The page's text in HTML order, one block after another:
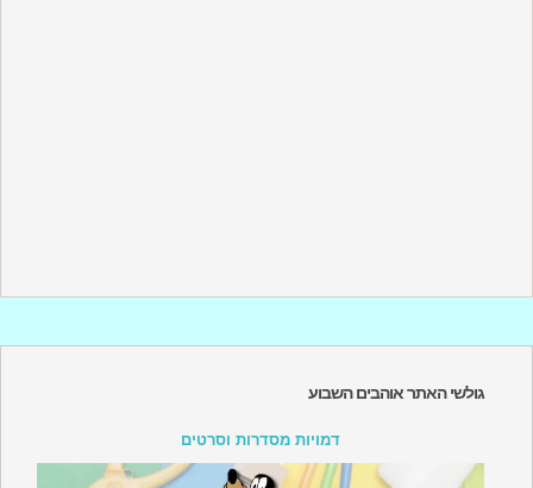
גולשי האתר אוהבים השבוע
דמויות מסדרות וסרטים